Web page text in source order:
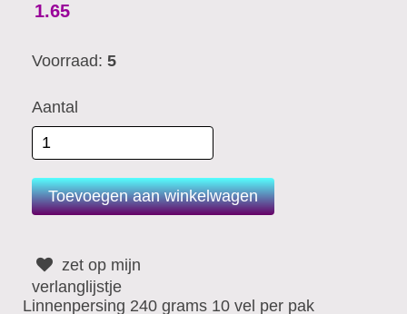
1.65
Voorraad: 5
Aantal
zet op mijn
verlanglijstje
Linnenpersing 240 grams 10 vel per pak